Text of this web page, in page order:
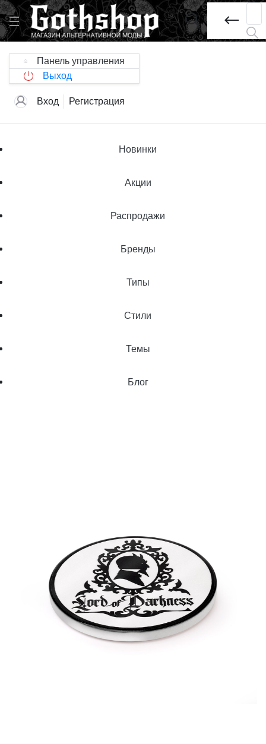
Панель управления
Выход
Вход Регистрация
Новинки
Акции
Распродажи
Бренды
Типы
Стили
Темы
Блог